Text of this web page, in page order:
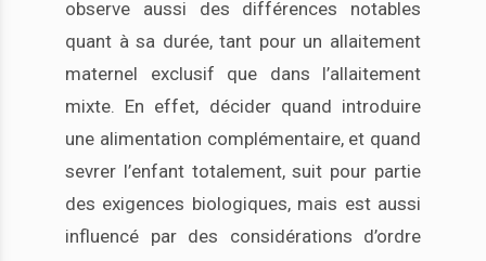
observe aussi des différences notables
quant à sa durée, tant pour un allaitement
maternel exclusif que dans l’allaitement
mixte. En effet, décider quand introduire
une alimentation complémentaire, et quand
sevrer l’enfant totalement, suit pour partie
des exigences biologiques, mais est aussi
influencé par des considérations d’ordre